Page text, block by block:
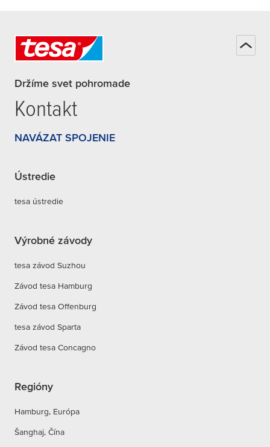
Držíme svet pohromade
Kontakt
NAVÁZAT SPOJENIE
Ústredie
tesa ústredie
Výrobné závody
tesa závod Suzhou
Závod tesa Hamburg
Závod tesa Offenburg
tesa závod Sparta
Závod tesa Concagno
Regióny
Hamburg, Európa
Šanghaj, Čína